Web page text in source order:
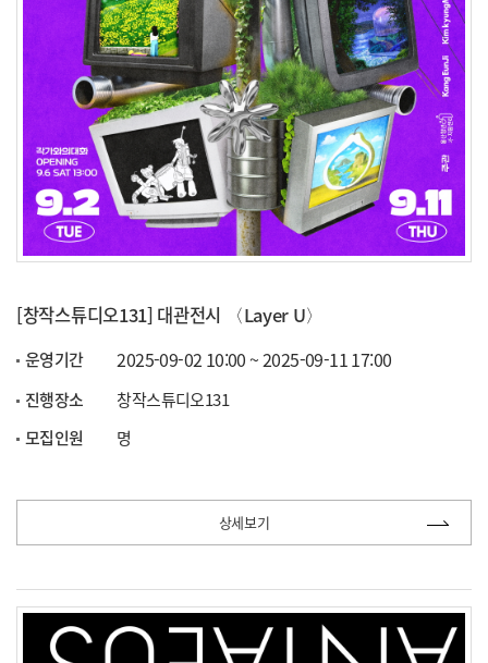
[창작스튜디오131] 대관전시 〈Layer U〉
운영기간 2025-09-02 10:00 ~ 2025-09-11 17:00
진행장소
창작스튜디오131
모집인원
명
상세보기